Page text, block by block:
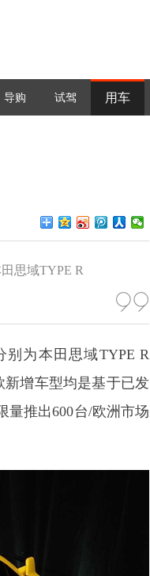
导购 试驾 用车
思域TYPE R
为本田思域TYPE R
新增车型均是基于已发
量推出600台/欧洲市场